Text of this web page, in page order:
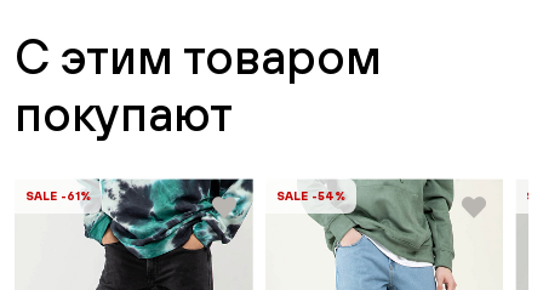
С этим товаром
покупают
SALE -61% SALE -54%